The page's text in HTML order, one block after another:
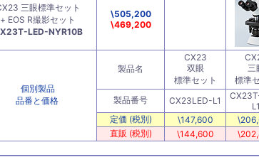
三眼標準セット
+ EOS R撮影セット
LED-NYR10B
\505,200
\469,200
個別製品
品番と価格
製品名
CX23
双眼
標準セット
三
標準
製品番号
CX23LED-L1
L1
定価 (税別)
\147,600
直販 (税別)
\144,600